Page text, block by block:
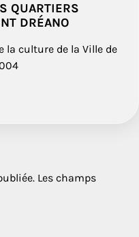
QUARTIERS
DRÉANO
la culture de la Ville de
Les champs